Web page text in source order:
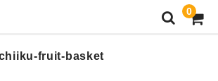
0
fruit-basket